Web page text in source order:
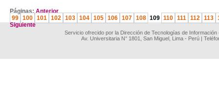
Páginas:Anterior
99 100 101 102 103 104 105 106 107 108 109 110 111 112 113
Siguiente
Servicio ofrecido por la Dirección de Tecnologías de
Av. Universitaria N° 1801, San Miguel, Lima - Perú |